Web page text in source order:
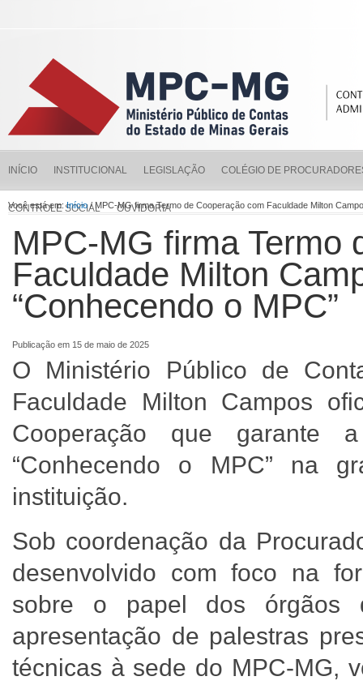
INÍCIO INSTITUCIONAL LEGISLAÇÃO COLÉGIO DE
CONTROLE SOCIAL OUVIDORIA
Você está em:Início/ MPC-MG firma Termo de Cooperação com Faculdade Milton
MPC-MG firma Termo
Faculdade Milton
“Conhecendo o MPC”
Publicação em 15 de maio de 2025
O Ministério Público de
Faculdade Milton Campos
Cooperação que garante
“Conhecendo o MPC” na
instituição.
Sob coordenação da
desenvolvido com foco na
sobre o papel dos órgãos
apresentação de palestras
técnicas à sede do MPC-MG,